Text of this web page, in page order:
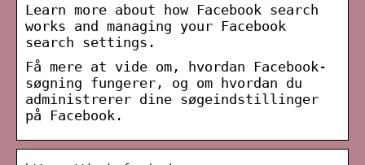
Learn more about how Facebook search
works and managing your Facebook
search settings.
Få mere at vide om, hvordan Facebook-
søgning fungerer, og om hvordan du
administrerer dine søgeindstillinger
på Facebook.